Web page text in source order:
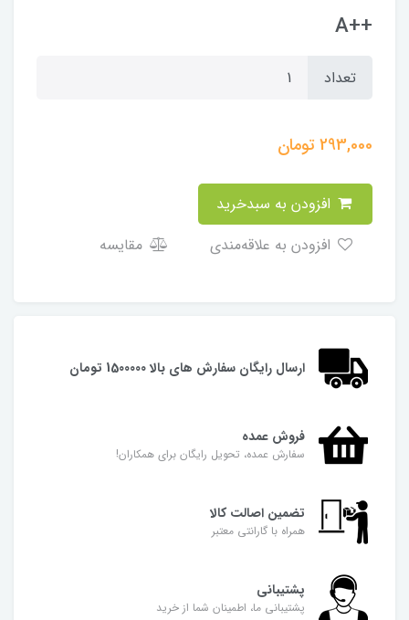
++A
تعداد
293,000تومان
مقایسه
ارسال رایگان سفارش های بالا 1500000 تومان
فروش عمده
سفارش عمده، تحویل رایگان برای همکاران!
تضمین اصالت کالا
همراه با گارانتی معتبر
پشتیبانی
پشتیبانی ما، اطمینان شما از خرید